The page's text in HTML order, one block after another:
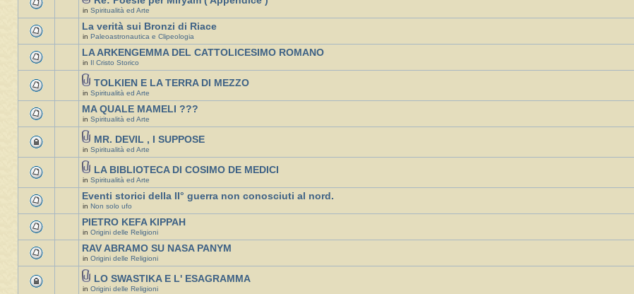
in Spiritualità ed Arte
La verità sui Bronzi di Riace
in Paleoastronautica e Clipeologia
LA ARKENGEMMA DEL CATTOLICESIMO ROMANO
in Il Cristo Storico
TOLKIEN E LA TERRA DI MEZZO
in Spiritualità ed Arte
MA QUALE MAMELI ???
in Spiritualità ed Arte
MR. DEVIL , I SUPPOSE
in Spiritualità ed Arte
LA BIBLIOTECA DI COSIMO DE MEDICI
in Spiritualità ed Arte
Eventi storici della II° guerra non conosciuti al nord.
in Non solo ufo
PIETRO KEFA KIPPAH
in Origini delle Religioni
RAV ABRAMO SU NASA PANYM
in Origini delle Religioni
LO SWASTIKA E L' ESAGRAMMA
in Origini delle Religioni